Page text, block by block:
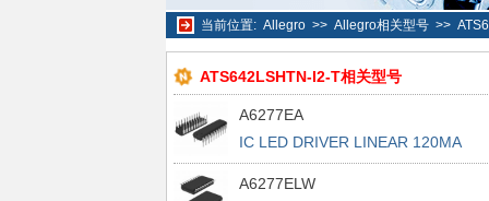
当前位置: Allegro>> Allegro相关型号>>
ATS642LSHTN-I2-T相关型号
A6277EA
IC LED DRIVER LINEAR 120MA
20DIP
A6277ELW